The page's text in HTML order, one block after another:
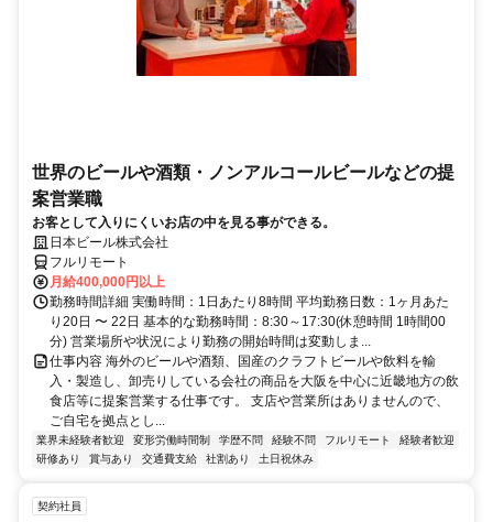
世界のビールや酒類・ノンアルコールビールなどの提
案営業職
お客として入りにくいお店の中を見る事ができる。
日本ビール株式会社
フルリモート
月給400,000円以上
勤務時間詳細 実働時間：1日あたり8時間 平均勤務日数：1ヶ月あた
り20日 〜 22日 基本的な勤務時間：8:30～17:30(休憩時間 1時間00
分) 営業場所や状況により勤務の開始時間は変動しま...
仕事内容 海外のビールや酒類、国産のクラフトビールや飲料を輸
入・製造し、卸売りしている会社の商品を大阪を中心に近畿地方の飲
食店等に提案営業する仕事です。 支店や営業所はありませんので、
ご自宅を拠点とし...
業界未経験者歓迎 変形労働時間制 学歴不問 経験不問 フルリモート
経験者歓迎
研修あり
賞与あり 交通費支給 社割あり 土日祝休み
契約社員